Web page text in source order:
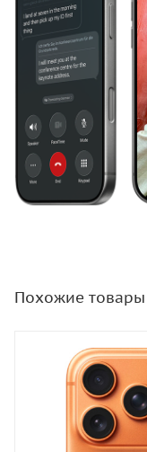
Похожие товары